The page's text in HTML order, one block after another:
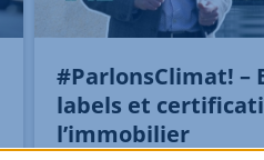
#ParlonsClimat! –
labels et
l’immobilier